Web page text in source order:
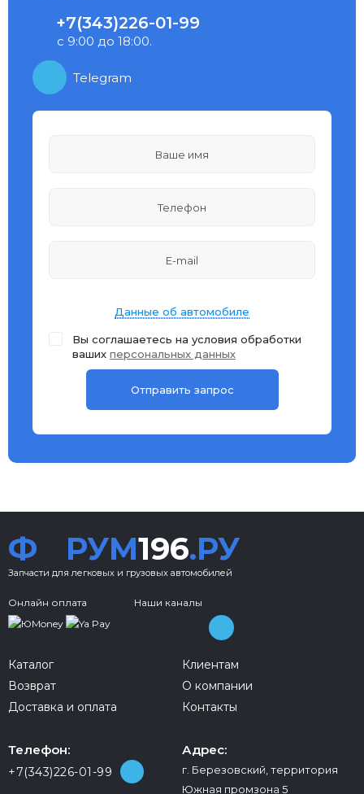
+7(343)226-01-99
с 9:00 до 18:00.
Telegram
Данные об автомобиле
Вы соглашаетесь на условия обработки
ваших персональных данных
Ф РУМ196.РУ
Запчасти для легковых и грузовых автомобилей
Онлайн оплата Наши каналы
Каталог
Возврат
Доставка и оплата
Клиентам
О компании
Контакты
Телефон:
+7(343)226-01-99
Адрес:
г. Березовский, территория
Южная промзона 5